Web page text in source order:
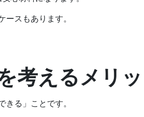
スもあります。
考えるメリ
る」ことです。